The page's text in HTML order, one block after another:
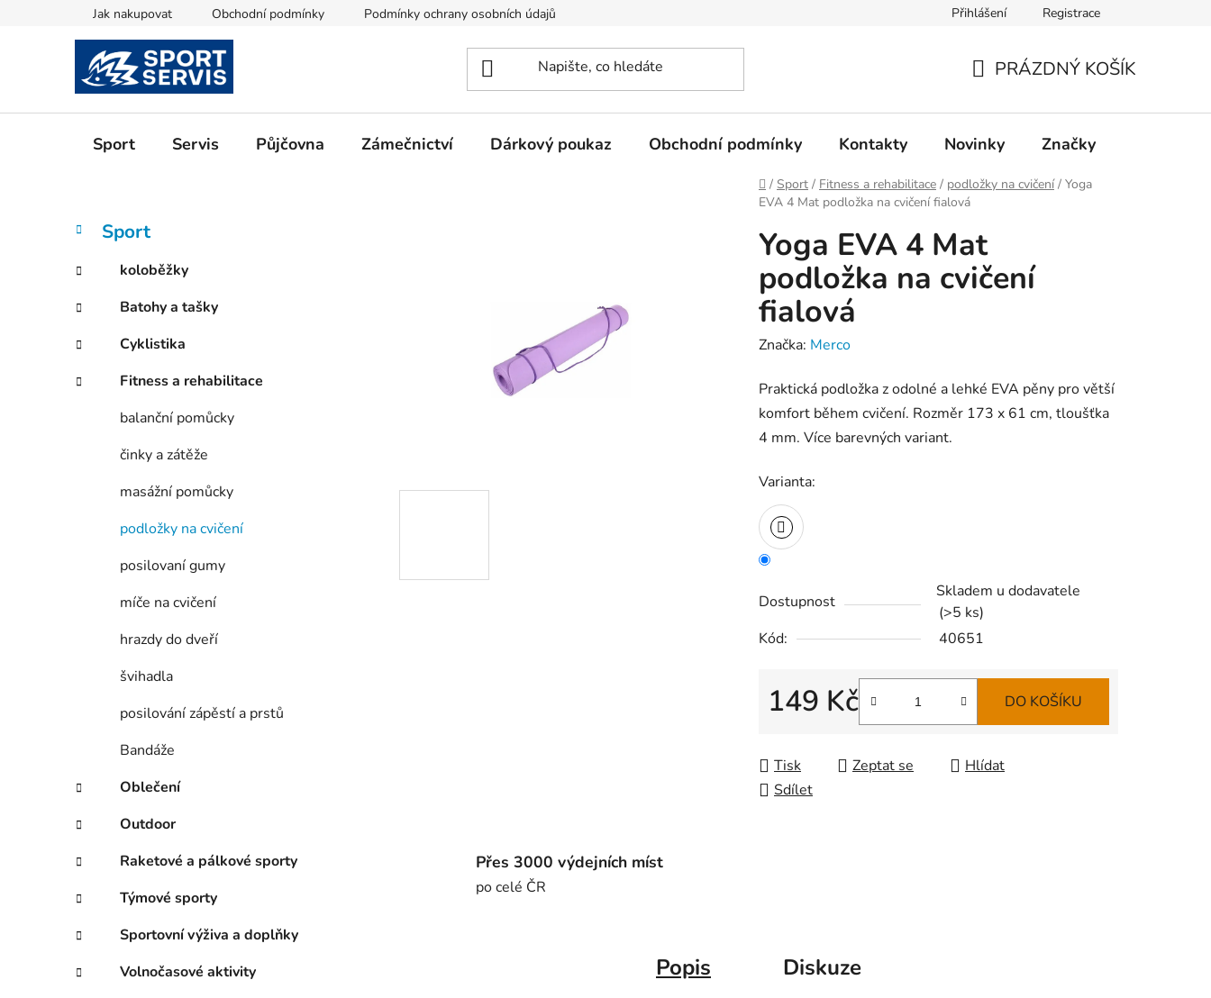
Jak nakupovat Obchodní podmínky Podmínky ochrany osobních údajů Přihlášení Registrace
KOŠÍK
PRÁZDNÝ KOŠÍK
Sport Servis Půjčovna Zámečnictví Dárkový poukaz Obchodní podmínky Kontakty Novinky Značky
Domů
/ Sport / Fitness a rehabilitace / podložky na cvičení / Yoga
EVA 4 Mat podložka na cvičení fialová
P
s
r
a
n
Přeskočit
kategorie
K
a
e
g
o
r
e
Sport
koloběžky
Batohy a tašky
Cyklistika
Fitness a rehabilitace
balanční pomůcky
činky a zátěže
masážní pomůcky
podložky na cvičení
posilovaní gumy
míče na cvičení
hrazdy do dveří
švihadla
posilování zápěstí a prstů
Bandáže
Oblečení
Outdoor
Raketové a pálkové sporty
Týmové sporty
Sportovní výživa a doplňky
Volnočasové aktivity
Yoga EVA 4 Mat
podložka na cvičení
fialová
Značka: Merco
Praktická podložka z odolné a lehké EVA pěny pro větší
komfort během cvičení. Rozměr 173 x 61 cm, tloušťka
4 mm. Více barevných variant.
Varianta:
Dostupnost
Skladem u dodavatele
(>5 ks)
Kód:
40651
149 Kč DO KOŠÍKU
Tisk Zeptat se
Hlídat
Sdílet
Přes 3000 výdejních míst
po celé ČR
Popis Diskuze